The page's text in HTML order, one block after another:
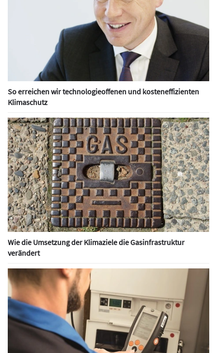
So erreichen wir technologieoffenen und kosteneffizienten
Klimaschutz
Wie die Umsetzung der Klimaziele die Gasinfrastruktur
verändert